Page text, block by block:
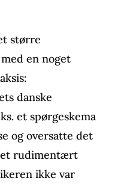
større
en noget
danske
et spørgeskema
og oversatte det
et rudimentært
ikke var